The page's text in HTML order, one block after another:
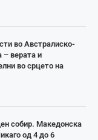
во Австралиско-
– верата и
во срцето на
собир. Македонска
од 4 до 6